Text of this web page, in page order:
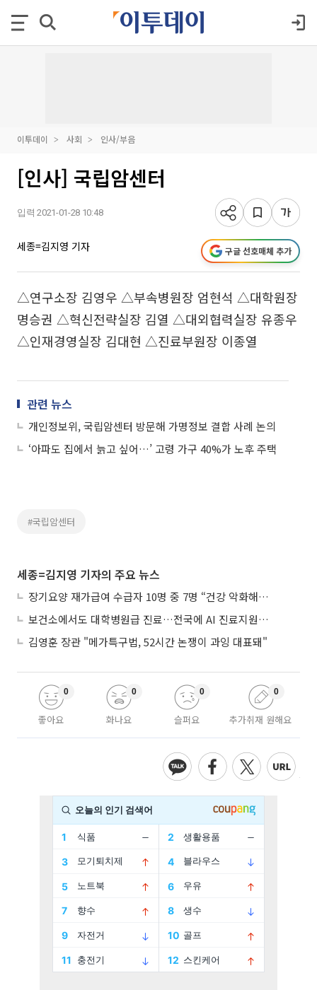
이투데이 사회 인사/부음
[인사] 국립암센터
입력 2021-01-28 10:48
세종=김지영 기자 구글 선호매체 추가
△연구소장 김영우 △부속병원장 엄현석 △대학원장
명승권 △혁신전략실장 김열 △대외협력실장 유종우
△인재경영실장 김대현 △진료부원장 이종열
관련 뉴스
개인정보위, 국립암센터 방문해 가명정보 결합 사례 논의
‘아파도 집에서 늙고 싶어…’ 고령 가구 40%가 노후 주택
#국립암센터
세종=김지영 기자의 주요 뉴스
장기요양 재가급여 수급자 10명 중 7명 “건강 악화해도 집에서”
보건소에서도 대학병원급 진료…전국에 AI 진료지원도구 보급
김영훈 장관 "메가특구법, 52시간 논쟁이 과잉 대표돼"
좋아요
0
화나요
0
슬퍼요
0
추가취재 원해요
0